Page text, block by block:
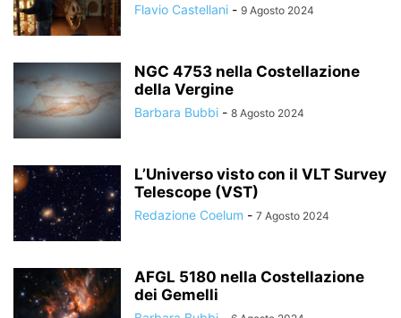
Flavio Castellani - 9 Agosto 2024
NGC 4753 nella Costellazione
della Vergine
Barbara Bubbi - 8 Agosto 2024
L’Universo visto con il VLT Survey
Telescope (VST)
Redazione Coelum - 7 Agosto 2024
AFGL 5180 nella Costellazione
dei Gemelli